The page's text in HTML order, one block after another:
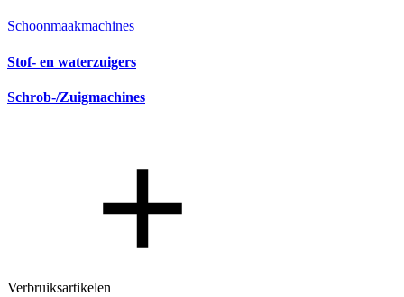
Schoonmaakmachines
Stof- en waterzuigers
Schrob-/Zuigmachines
Verbruiksartikelen